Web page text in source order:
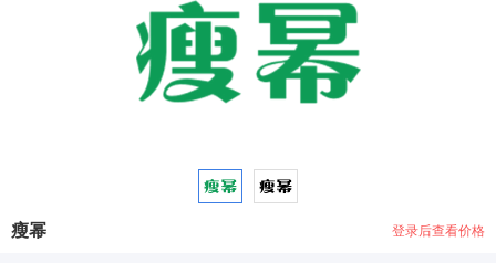
瘦幂 登录后查看价格